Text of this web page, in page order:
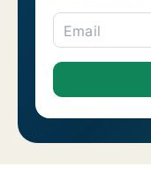
Email